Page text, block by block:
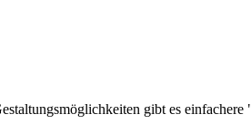
gibt es